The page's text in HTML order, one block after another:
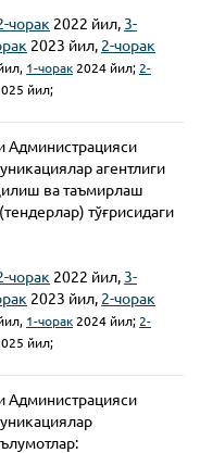
чорак 2022 йил, 3-
2023 йил, 2-чорак
1-чорак 2024 йил; 2-
йил;
Администрацияси
агентлиги
ва таъмирлаш
тўғрисидаги
чорак 2022 йил, 3-
2023 йил, 2-чорак
1-чорак 2024 йил; 2-
йил;
Администрацияси